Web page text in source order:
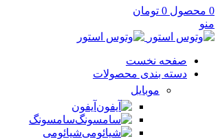
0 محصول 0 تومان
منو
صفحه نخست
دسته بندی محصولات
موبایل
آیفون
سامسونگ
شیائومی